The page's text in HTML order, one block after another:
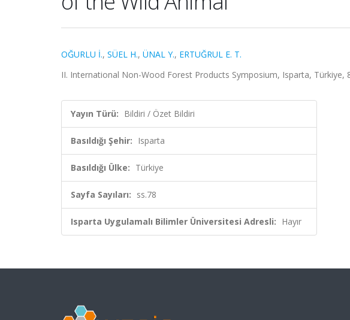
OĞURLU İ., SÜEL H., ÜNAL Y., ERTUĞRUL E. T.
II. International Non-Wood Forest Products Symposium, Isparta, Türkiye,
Yayın Türü: Bildiri / Özet Bildiri
Basıldığı Şehir: Isparta
Basıldığı Ülke: Türkiye
Sayfa Sayıları: ss.78
Isparta Uygulamalı Bilimler Üniversitesi Adresli: Hayır